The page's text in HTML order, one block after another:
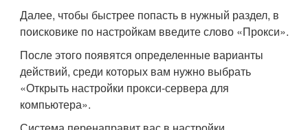
Далее, чтобы быстрее попасть в нужный раздел, в
поисковике по настройкам введите слово «Прокси».
После этого появятся определенные варианты
действий, среди которых вам нужно выбрать
«Открыть настройки прокси-сервера для
компьютера».